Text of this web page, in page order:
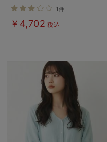
着れる】INUJIRUSHI（イヌジル
1件
￥4,702 税込